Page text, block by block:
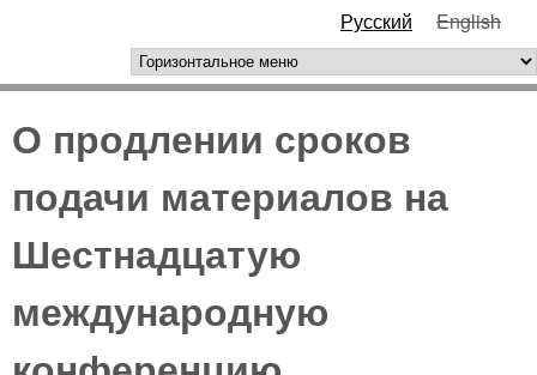
Русский English
горизонтальное меню
О продлении сроков
подачи материалов на
Шестнадцатую
международную